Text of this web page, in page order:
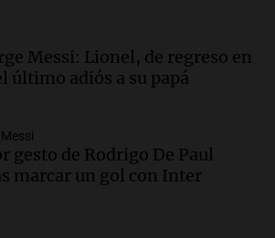
llegará esta noche a
acompañar a su familia
Propiedad Privada: el revés
expuso una debilidad
del Gobierno
Messi: Lionel, de regreso en
último adiós a su papá
gesto de Rodrigo De Paul
marcar un gol con Inter